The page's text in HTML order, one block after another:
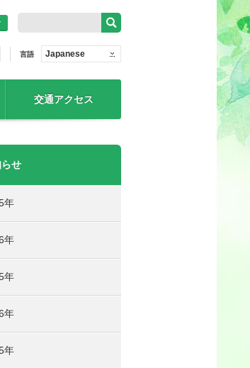
言語 Japanese
交通アクセス
せ
年
年
年
年
年